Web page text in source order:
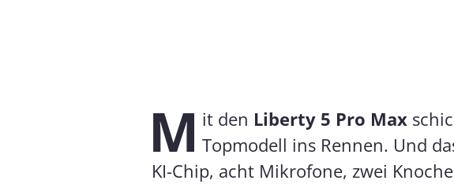
M it den Liberty 5 Pro Max
Topmodell ins Rennen. Und
KI-Chip, acht Mikrofone, zwei